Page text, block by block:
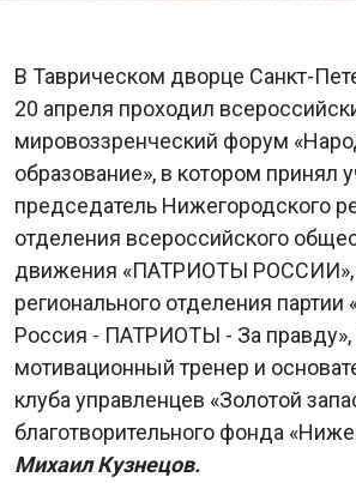
В Таврическом дворце Санкт-
20 апреля проходил
мировоззренческий форум
образование», в котором принял
председатель Нижегородского
отделения всероссийского
движения «ПАТРИОТЫ РОССИИ»,
регионального отделения
Россия - ПАТРИОТЫ - За
мотивационный тренер и
клуба управленцев «Золотой
благотворительного фонда
Михаил Кузнецов.